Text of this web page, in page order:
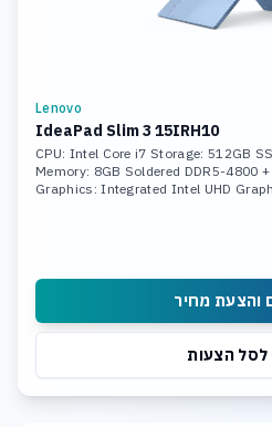
Lenovo
IdeaPad Slim 3 15IRH10
CPU: Intel Core i7 Storage: 512GB
Memory: 8GB Soldered DDR5-4800
Graphics: Integrated Intel UHD
והצעת מחיר
לסל הצעות